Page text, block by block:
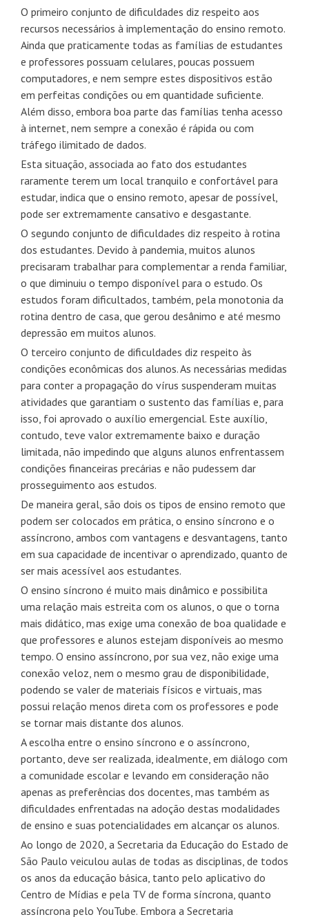
O primeiro conjunto de dificuldades diz respeito aos
recursos necessários à implementação do ensino remoto.
Ainda que praticamente todas as famílias de estudantes
e professores possuam celulares, poucas possuem
computadores, e nem sempre estes dispositivos estão
em perfeitas condições ou em quantidade suficiente.
Além disso, embora boa parte das famílias tenha acesso
à internet, nem sempre a conexão é rápida ou com
tráfego ilimitado de dados.
Esta situação, associada ao fato dos estudantes
raramente terem um local tranquilo e confortável para
estudar, indica que o ensino remoto, apesar de possível,
pode ser extremamente cansativo e desgastante.
O segundo conjunto de dificuldades diz respeito à rotina
dos estudantes. Devido à pandemia, muitos alunos
precisaram trabalhar para complementar a renda familiar,
o que diminuiu o tempo disponível para o estudo. Os
estudos foram dificultados, também, pela monotonia da
rotina dentro de casa, que gerou desânimo e até mesmo
depressão em muitos alunos.
O terceiro conjunto de dificuldades diz respeito às
condições econômicas dos alunos. As necessárias medidas
para conter a propagação do vírus suspenderam muitas
atividades que garantiam o sustento das famílias e, para
isso, foi aprovado o auxílio emergencial. Este auxílio,
contudo, teve valor extremamente baixo e duração
limitada, não impedindo que alguns alunos enfrentassem
condições financeiras precárias e não pudessem dar
prosseguimento aos estudos.
De maneira geral, são dois os tipos de ensino remoto que
podem ser colocados em prática, o ensino síncrono e o
assíncrono, ambos com vantagens e desvantagens, tanto
em sua capacidade de incentivar o aprendizado, quanto de
ser mais acessível aos estudantes.
O ensino síncrono é muito mais dinâmico e possibilita
uma relação mais estreita com os alunos, o que o torna
mais didático, mas exige uma conexão de boa qualidade e
que professores e alunos estejam disponíveis ao mesmo
tempo. O ensino assíncrono, por sua vez, não exige uma
conexão veloz, nem o mesmo grau de disponibilidade,
podendo se valer de materiais físicos e virtuais, mas
possui relação menos direta com os professores e pode
se tornar mais distante dos alunos.
A escolha entre o ensino síncrono e o assíncrono,
portanto, deve ser realizada, idealmente, em diálogo com
a comunidade escolar e levando em consideração não
apenas as preferências dos docentes, mas também as
dificuldades enfrentadas na adoção destas modalidades
de ensino e suas potencialidades em alcançar os alunos.
Ao longo de 2020, a Secretaria da Educação do Estado de
São Paulo veiculou aulas de todas as disciplinas, de todos
os anos da educação básica, tanto pelo aplicativo do
Centro de Mídias e pela TV de forma síncrona, quanto
assíncrona pelo YouTube. Embora a Secretaria